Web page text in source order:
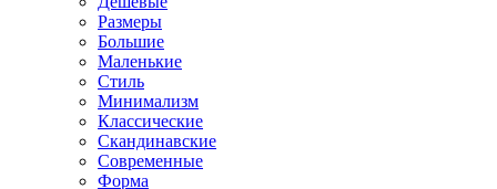
Размеры
Большие
Маленькие
Стиль
Минимализм
Классические
Скандинавские
Современные
Форма